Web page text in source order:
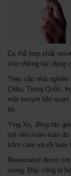
Cụ thể hợp chất
cho những tác dụng
Theo các nhà
Châu, Trung Quốc,
một enzym liên
bộ.
Ying Xu, đồng tác
mẽ nên hoàn toàn
trầm cảm và rối loạn
Resveratrol được
mọng. Đây cũng là